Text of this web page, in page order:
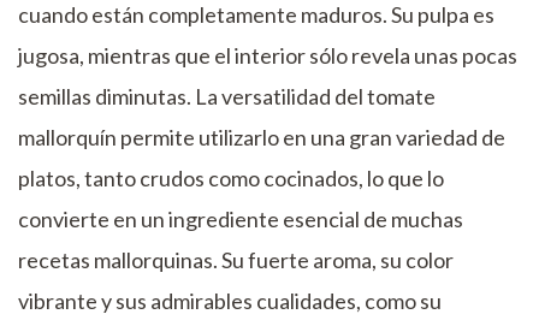
cuando están completamente maduros. Su pulpa es
jugosa, mientras que el interior sólo revela unas pocas
semillas diminutas. La versatilidad del tomate
mallorquín permite utilizarlo en una gran variedad de
platos, tanto crudos como cocinados, lo que lo
convierte en un ingrediente esencial de muchas
recetas mallorquinas. Su fuerte aroma, su color
vibrante y sus admirables cualidades, como su